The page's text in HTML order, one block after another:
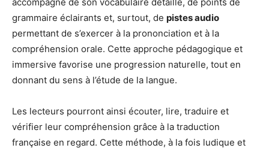
grammaire éclairants et, surtout, de pistes audio
permettant de s’exercer à la prononciation et à la
compréhension orale. Cette approche pédagogique et
immersive favorise une progression naturelle, tout en
donnant du sens à l’étude de la langue.
Les lecteurs pourront ainsi écouter, lire, traduire et
vérifier leur compréhension grâce à la traduction
française en regard. Cette méthode, à la fois ludique et